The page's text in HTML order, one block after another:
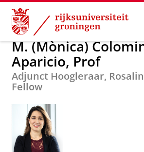
Skip
Content
Skip
Navigation
M. (Mònica)
M. (Mònica)
Aparicio, Prof
Adjunct Hoogleraar,
Fellow